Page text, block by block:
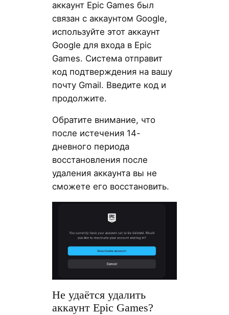
аккаунт Epic Games был
связан с аккаунтом Google,
используйте этот аккаунт
Google для входа в Epic
Games. Система отправит
код подтверждения на вашу
почту Gmail. Введите код и
продолжите.
Обратите внимание, что
после истечения 14-
дневного периода
восстановления после
удаления аккаунта вы не
сможете его восстановить.
Не удаётся удалить
аккаунт Epic Games?